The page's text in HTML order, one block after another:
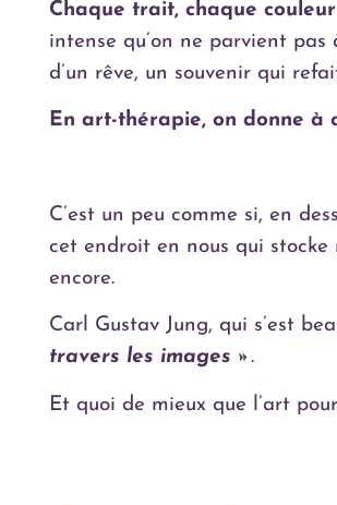
Chaque trait, chaque
intense qu’on ne parvient pas
d’un rêve, un souvenir qui
En art-thérapie, on donne à
C’est un peu comme si, en
cet endroit en nous qui stocke
encore.
Carl Gustav Jung, qui s’est
travers les images ».
Et quoi de mieux que l’art